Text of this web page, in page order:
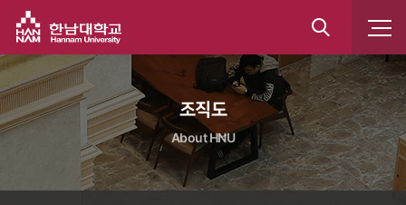
통
합
검
색
조직도
About HNU